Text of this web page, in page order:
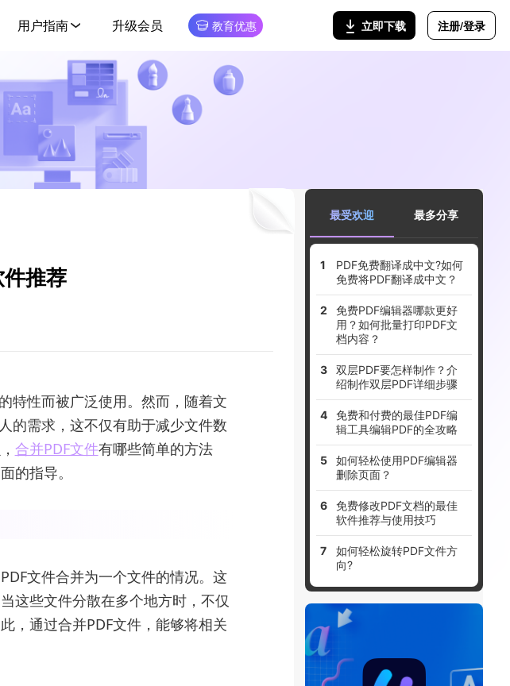
用户指南 升级会员 教育优惠 立即下载 注册/登录
推荐
特性而被广泛使用。然而，随着文
的需求，这不仅有助于减少文件数
合并PDF文件有哪些简单的方法
的指导。
文件合并为一个文件的情况。这
这些文件分散在多个地方时，不仅
，通过合并PDF文件，能够将相关
最受欢迎 最多分享
PDF免费翻译成中文?如何
免费将PDF翻译成中文？
免费PDF编辑器哪款更好
用？如何批量打印PDF文
档内容？
双层PDF要怎样制作？介
绍制作双层PDF详细步骤
免费和付费的最佳PDF编
辑工具编辑PDF的全攻略
如何轻松使用PDF编辑器
删除页面？
免费修改PDF文档的最佳
软件推荐与使用技巧
如何轻松旋转PDF文件方
向?